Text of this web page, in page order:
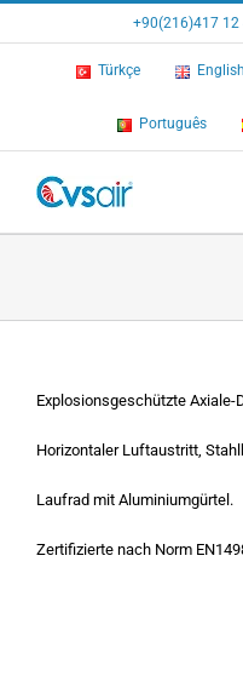
+90(216)417 12
Türkçe English
Português
Explosionsgeschützte Axiale-
Horizontaler Luftaustritt,
Laufrad mit Aluminiumgürtel.
Zertifizierte nach Norm